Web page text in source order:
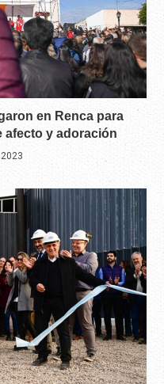
en Renca para
afecto y adoración